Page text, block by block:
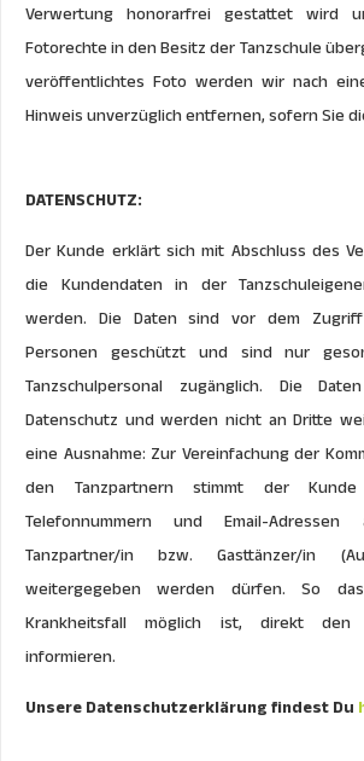
Verwertung honorarfrei gestattet wird
Fotorechte in den Besitz der Tanzschule
veröffentlichtes Foto werden wir nach
Hinweis unverzüglich entfernen, sofern Sie
DATENSCHUTZ:
Der Kunde erklärt sich mit Abschluss des
die Kundendaten in der
werden. Die Daten sind vor dem
Personen geschützt und sind nur
Tanzschulpersonal zugänglich. Die
Datenschutz und werden nicht an Dritte
eine Ausnahme: Zur Vereinfachung der
den Tanzpartnern stimmt der
Telefonnummern und Email-
Tanzpartner/in bzw. Gasttänzer/in
weitergegeben werden dürfen. So
Krankheitsfall möglich ist, direkt den
informieren.
Unsere Datenschutzerklärung findest Du